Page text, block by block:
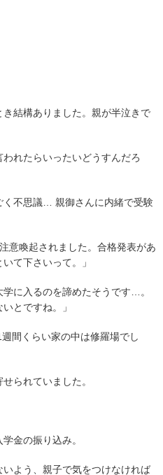
き結構ありました。親が半泣きで
われたらいったいどうすんだろ
く不思議… 親御さんに内緒で受験
意喚起されました。合格発表があ
て下さいって。」
学に入るのを諦めたそうです…。
とですね。」
間くらい家の中は修羅場でし
られていました。
金の振り込み。
よう、親子で気をつけなければ